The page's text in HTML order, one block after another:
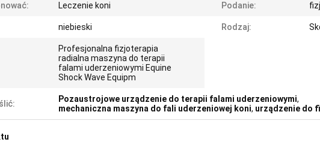
Leczenie koni Podanie:
niebieski Rodzaj:
Profesjonalna fizjoterapia
radialna maszyna do terapii
falami uderzeniowymi Equine
Shock Wave Equipm
Pozaustrojowe urządzenie do terapii falami uderzeniowymi,
mechaniczna maszyna do fali uderzeniowej koni, urządzenie do